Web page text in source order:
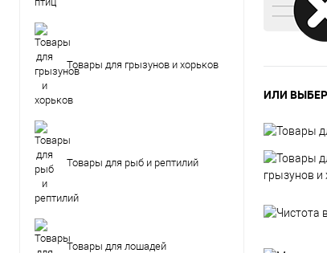
Товары для грызунов и хорьков
Товары для рыб и рептилий
Товары для лошадей
ИЛИ
грызунов и